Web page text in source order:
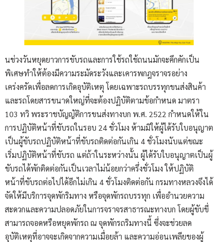
นช่วงวันหยุดยาวการขับรถและการใช้รถใช้ถนนมักจะคึกคักเป็น
พิเศษทำให้ต้องมีความระมัดระวังและเคารพกฎจราจรอย่าง
เคร่งครัดเพื่อลดการเกิดอุบัติเหตุ โดยเฉพาะรถบรรทุกขนส่งสินค้า
และรถโดยสารขนาดใหญ่ที่จะต้องปฏิบัติตามข้อกำหนด มาตรา
103 ทวิ พระราชบัญญัติการขนส่งทางบก พ.ศ. 2522 กำหนดให้ใน
การปฏิบัติหน้าที่ขับรถในรอบ 24 ชั่วโมง ห้ามมิให้ผู้ได้รับใบอนุญาต
เป็นผู้ขับรถปฏิบัติหน้าที่ขับรถติดต่อกันเกิน 4 ชั่วโมงนับแต่ขณะ
เริ่มปฏิบัติหน้าที่ขับรถ แต่ถ้าในระหว่างนั้น ผู้ได้รับใบอนุญาตเป็นผู้
ขับรถได้พักติดต่อกันเป็นเวลาไม่น้อยกว่าครึ่งชั่วโมง ให้ปฏิบัติ
หน้าที่ขับรถต่อไปได้อีกไม่เกิน 4 ชั่วโมงติดต่อกัน กรมทางหลวงจึงได้
จัดให้มีบริการจุดพักริมทาง หรือจุดพักรถบรรทุก เพื่ออำนวยความ
สะดวกและความปลอดภัยในการจราจรสาธารณะทางบก โดยผู้ขับขี่
สามารถจอดหรือหยุดพักรถ ณ จุดพักรถริมทางนี้ ซึ่งจะช่วยลด
อุบัติเหตุที่อาจจะเกิดจากความเมื่อยล้า และความอ่อนเพลียของผู้